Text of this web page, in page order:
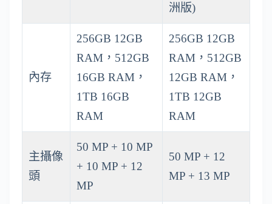
洲版)
內存
256GB 12GB
RAM，512GB
16GB RAM，
1TB 16GB
RAM
256GB 12GB
RAM，512GB
12GB RAM，
1TB 12GB
RAM
主攝像
頭
50 MP + 10 MP
+ 10 MP + 12
MP
50 MP + 12
MP + 13 MP